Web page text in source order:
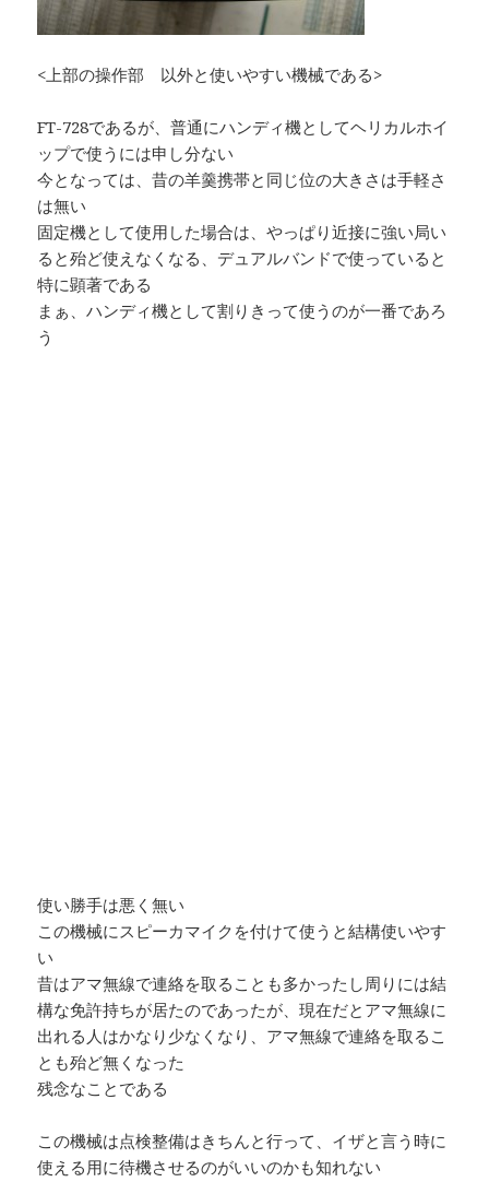
<上部の操作部 以外と使いやすい機械である>
FT-728であるが、普通にハンディ機としてヘリカルホイ
ップで使うには申し分ない
今となっては、昔の羊羹携帯と同じ位の大きさは手軽さ
は無い
固定機として使用した場合は、やっぱり近接に強い局い
ると殆ど使えなくなる、デュアルバンドで使っていると
特に顕著である
まぁ、ハンディ機として割りきって使うのが一番であろ
う
使い勝手は悪く無い
この機械にスピーカマイクを付けて使うと結構使いやす
い
昔はアマ無線で連絡を取ることも多かったし周りには結
構な免許持ちが居たのであったが、現在だとアマ無線に
出れる人はかなり少なくなり、アマ無線で連絡を取るこ
とも殆ど無くなった
残念なことである
この機械は点検整備はきちんと行って、イザと言う時に
使える用に待機させるのがいいのかも知れない